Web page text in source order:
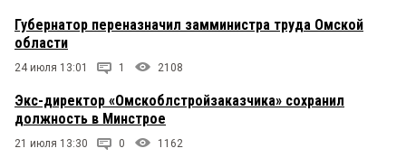
Губернатор переназначил замминистра труда Омской
области
24 июля 13:01 1 2108
Экс-директор «Омскоблстройзаказчика» сохранил
должность в Минстрое
21 июля 13:30 0 1162